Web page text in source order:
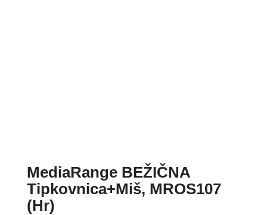
MediaRange BEŽIČNA
Tipkovnica+Miš, MROS107
(Hr)